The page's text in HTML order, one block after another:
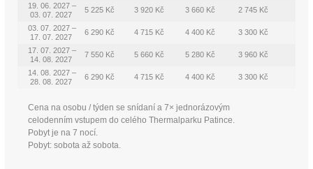
19. 06. 2027 –
03. 07. 2027
5 225 Kč 3 920 Kč 3 660 Kč 2 745 Kč
03. 07. 2027 –
17. 07. 2027
6 290 Kč 4 715 Kč 4 400 Kč 3 300 Kč
17. 07. 2027 –
14. 08. 2027
7 550 Kč 5 660 Kč 5 280 Kč 3 960 Kč
14. 08. 2027 –
28. 08. 2027
6 290 Kč 4 715 Kč 4 400 Kč 3 300 Kč
Cena na osobu / týden se snídaní a 7× jednorázovým
celodenním vstupem do celého Thermalparku Patince.
Pobyt je na 7 nocí.
Pobyt: sobota až sobota.